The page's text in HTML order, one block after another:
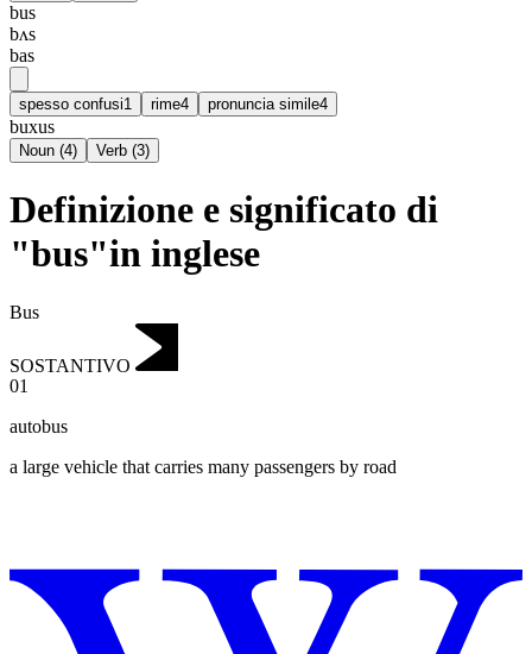
bus
bʌs
bas
spesso confusi1 rime4 pronuncia simile4
buxus
Noun (4) Verb (3)
Definizione e significato di
"bus"in inglese
Bus
SOSTANTIVO
01
autobus
a large vehicle that carries many passengers by road